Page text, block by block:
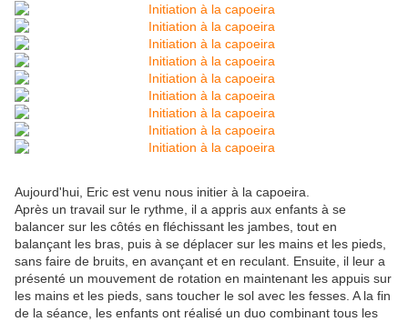
Aujourd'hui, Eric est venu nous initier à la capoeira.
Après un travail sur le rythme, il a appris aux enfants à se
balancer sur les côtés en fléchissant les jambes, tout en
balançant les bras, puis à se déplacer sur les mains et les pieds,
sans faire de bruits, en avançant et en reculant. Ensuite, il leur a
présenté un mouvement de rotation en maintenant les appuis sur
les mains et les pieds, sans toucher le sol avec les fesses. A la fin
de la séance, les enfants ont réalisé un duo combinant tous les